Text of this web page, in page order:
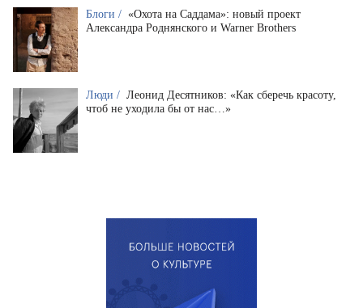
Блоги / «Охота на Саддама»: новый проект
Александра Роднянского и Warner Brothers
Люди / Леонид Десятников: «Как сберечь красоту,
чтоб не уходила бы от нас…»